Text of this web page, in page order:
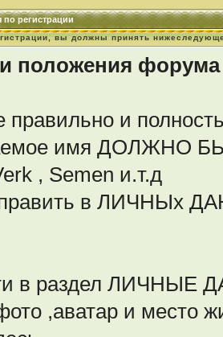
регистрации
вы должны принять
положения форума
правильно и
имя ДОЛЖНО
, Semen и.т.д
в ЛИЧНЫх
в раздел ЛИЧНЫЕ
,аватар и место